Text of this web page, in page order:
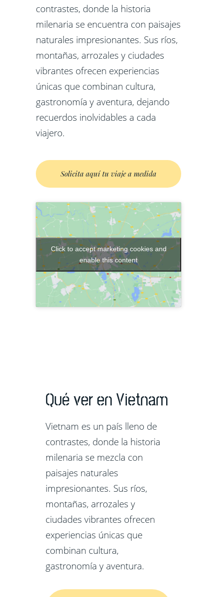
contrastes, donde la historia
milenaria se encuentra con paisajes
naturales impresionantes. Sus ríos,
montañas, arrozales y ciudades
vibrantes ofrecen experiencias
únicas que combinan cultura,
gastronomía y aventura, dejando
recuerdos inolvidables a cada
viajero.
Solicita aquí tu viaje a medida
Click to accept marketing cookies and
enable this content
Qué ver en Vietnam
Vietnam es un país lleno de
contrastes, donde la historia
milenaria se mezcla con
paisajes naturales
impresionantes. Sus ríos,
montañas, arrozales y
ciudades vibrantes ofrecen
experiencias únicas que
combinan cultura,
gastronomía y aventura.